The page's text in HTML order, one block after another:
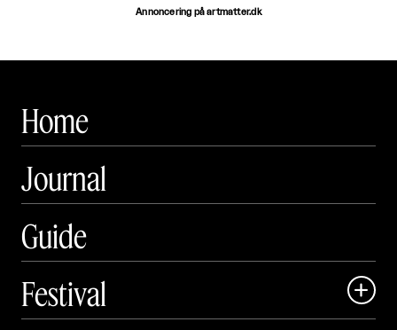
Annoncering på artmatter.dk
Home
Journal
Guide
Festival
